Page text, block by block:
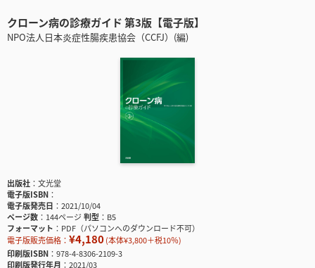
クローン病の診療ガイド 第3版【電子版】
NPO法人日本炎症性腸疾患協会（CCFJ）(編)
出版社
文光堂
電子版ISBN
電子版発売日
2021/10/04
ページ数
144ページ判型
B5
フォーマット
PDF（パソコンへのダウンロード不可）
電子版販売価格： ¥4,180(本体¥3,800＋税10％)
印刷版ISBN
978-4-8306-2109-3
印刷版発行年月
2021/03